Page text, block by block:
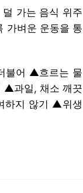
가는 음식 위주
가벼운 운동을 통
불어 ▲흐르는 물
▲과일, 채소 깨끗
하지 않기 ▲위생